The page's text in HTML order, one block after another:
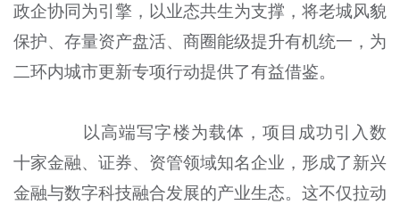
政企协同为引擎，以业态共生为支撑，将老城风貌
保护、存量资产盘活、商圈能级提升有机统一，为
二环内城市更新专项行动提供了有益借鉴。
以高端写字楼为载体，项目成功引入数
十家金融、证券、资管领域知名企业，形成了新兴
金融与数字科技融合发展的产业生态。这不仅拉动